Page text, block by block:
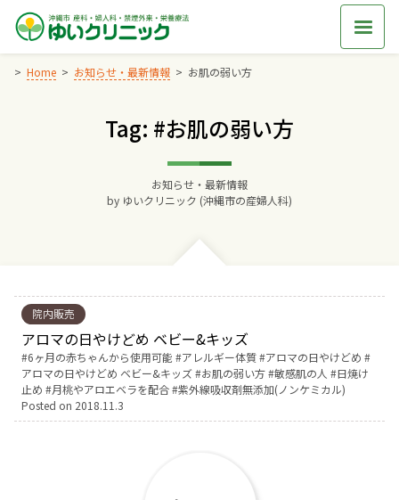
Skip
content
Home お知らせ・最新情報 お肌の弱い方
Tag: #お肌の弱い方
お知らせ・最新情報
by ゆいクリニック (沖縄市の産婦人科)
院内販売
アロマの日やけどめ ベビー&キッズ
Tags:
6ヶ月の赤ちゃんから使用可能 アレルギー体質
アロマの日やけどめ
アロマの日やけどめ ベビー&キッズ
お肌の弱い方 敏感肌の人
日焼け
止め
月桃やアロエベラを配合 紫外線吸収剤無添加(ノンケミカル)
Posted on 2018.11.3
Home
交通アクセス
診療料金
妊婦健診